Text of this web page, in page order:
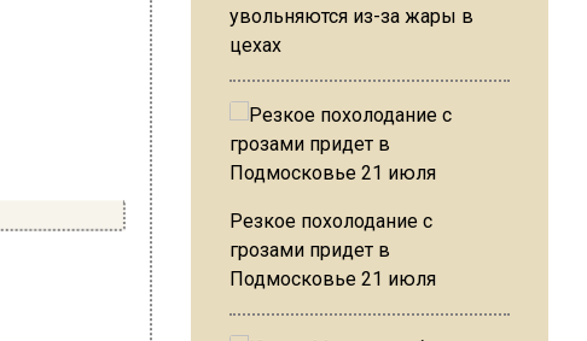
увольняются из-за жары в
цехах
Резкое похолодание с
грозами придет в
Подмосковье 21 июля